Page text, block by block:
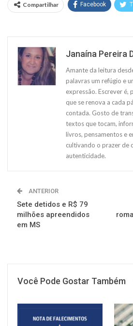
Compartilhar Facebook
Janaína Pereira
Amante da leitura
palavras um refúgio e
expressão. Escrever é,
que se renova a cada
contada. Gosto de
textos que tocam,
livros, pensamentos e
cultivando o prazer de
autenticidade.
ANTERIOR
Sete detidos e R$ 79
milhões apreendidos
em MS
Você Pode Gostar Também